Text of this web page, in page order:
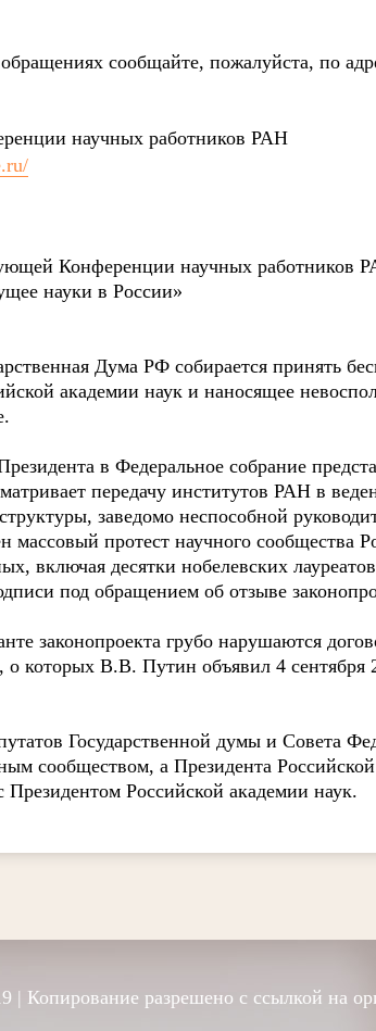
сообщайте, пожалуйста, по
научных работников РАН
Конференции научных работников
науки в России»
Дума РФ собирается принять
академии наук и наносящее
в Федеральное собрание
передачу институтов РАН в
заведомо неспособной
массовый протест научного сообщества
включая десятки нобелевских
под обращением об отзыве
законопроекта грубо нарушаются
которых В.В. Путин объявил 4 сентября
Государственной думы и Совета
сообществом, а Президента
Президентом Российской академии наук.
| Копирование разрешено с ссылкой на